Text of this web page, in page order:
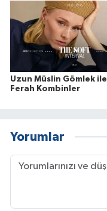
Uzun Müslin Gömlek ile
Ferah Kombinler
Yorumlar